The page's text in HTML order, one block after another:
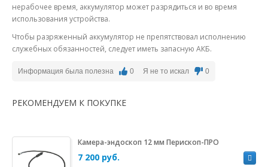
нерабочее время, аккумулятор может разрядиться и во время
использования устройства.
Чтобы разряженный аккумулятор не препятствовал исполнению
служебных обязанностей, следует иметь запасную АКБ.
Информация была полезна 0 Я не то искал 0
РЕКОМЕНДУЕМ К ПОКУПКЕ
Камера-эндоскоп 12 мм Перископ-ПРО
7 200 руб.